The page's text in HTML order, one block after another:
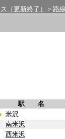
（更新終了） ＞ 路
駅 名
米沢
南米沢
西米沢